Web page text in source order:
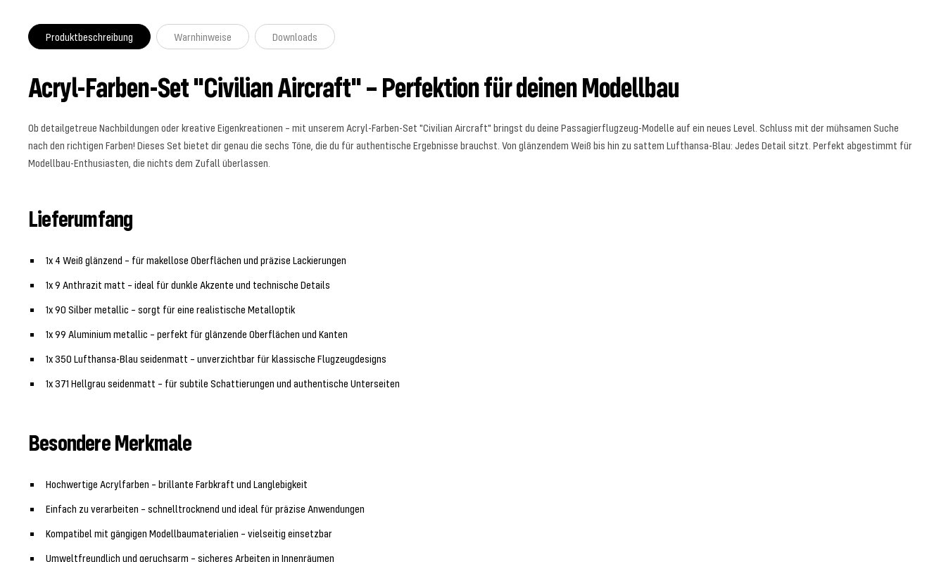
Produktbeschreibung Warnhinweise Downloads
Acryl-Farben-Set "Civilian Aircraft" – Perfektion für deinen Modellbau
Ob detailgetreue Nachbildungen oder kreative Eigenkreationen – mit unserem Acryl-Farben-Set "Civilian Aircraft" bringst du deine Passagierflugzeug-Modelle auf ein neues Level. Schluss mit der mühsamen Suche
nach den richtigen Farben! Dieses Set bietet dir genau die sechs Töne, die du für authentische Ergebnisse brauchst. Von glänzendem Weiß bis hin zu sattem Lufthansa-Blau: Jedes Detail sitzt. Perfekt abgestimmt für
Modellbau-Enthusiasten, die nichts dem Zufall überlassen.
Lieferumfang
1x 4 Weiß glänzend – für makellose Oberflächen und präzise Lackierungen
1x 9 Anthrazit matt – ideal für dunkle Akzente und technische Details
1x 90 Silber metallic – sorgt für eine realistische Metalloptik
1x 99 Aluminium metallic – perfekt für glänzende Oberflächen und Kanten
1x 350 Lufthansa-Blau seidenmatt – unverzichtbar für klassische Flugzeugdesigns
1x 371 Hellgrau seidenmatt – für subtile Schattierungen und authentische Unterseiten
Besondere Merkmale
Hochwertige Acrylfarben – brillante Farbkraft und Langlebigkeit
Einfach zu verarbeiten – schnelltrocknend und ideal für präzise Anwendungen
Kompatibel mit gängigen Modellbaumaterialien – vielseitig einsetzbar
Umweltfreundlich und geruchsarm – sicheres Arbeiten in Innenräumen